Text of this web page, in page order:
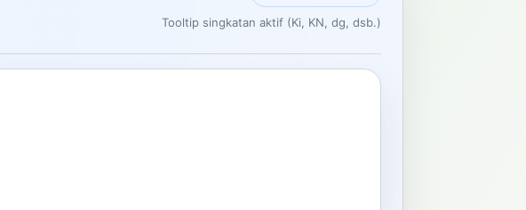
Tooltip singkatan aktif (Ki, KN, dg, dsb.)